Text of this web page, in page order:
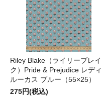
Riley Blake（ライリーブレイ
ク）Pride & Prejudice レディ
ルーカス ブルー（55×25）
275円(税込)